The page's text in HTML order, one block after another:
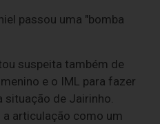
passou uma "bomba
suspeita também de
e o IML para fazer
situação de Jairinho.
articulação como um